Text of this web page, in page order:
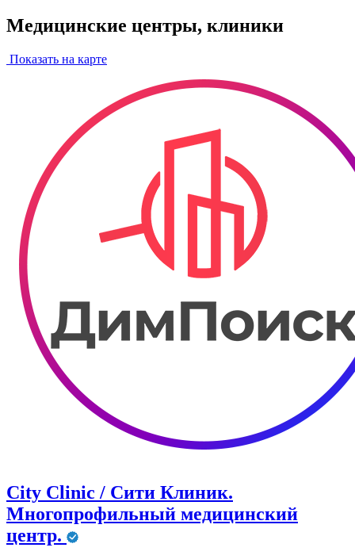
Медицинские центры, клиники
Показать на карте
City Clinic / Сити Клиник.
Многопрофильный медицинский
центр.